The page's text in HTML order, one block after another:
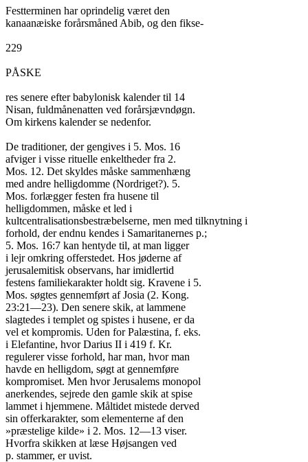
Festterminen har oprindelig været den
kanaanæiske forårsmåned Abib, og den fikse-
229
PÅSKE
res senere efter babylonisk kalender til 14
Nisan, fuldmånenatten ved forårsjævndøgn.
Om kirkens kalender se nedenfor.
De traditioner, der gengives i 5. Mos. 16
afviger i visse rituelle enkeltheder fra 2.
Mos. 12. Det skyldes måske sammenhæng
med andre helligdomme (Nordriget?). 5.
Mos. forlægger festen fra husene til
helligdommen, måske et led i
kultcentralisationsbestræbelserne, men med tilknytning i
forhold, der endnu kendes i Samaritanernes p.;
5. Mos. 16:7 kan hentyde til, at man ligger
i lejr omkring offerstedet. Hos jøderne af
jerusalemitisk observans, har imidlertid
festens familiekarakter holdt sig. Kravene i 5.
Mos. søgtes gennemført af Josia (2. Kong.
23:21—23). Den senere skik, at lammene
slagtedes i templet og spistes i husene, er da
vel et kompromis. Uden for Palæstina, f. eks.
i Elefantine, hvor Darius II i 419 f. Kr.
regulerer visse forhold, har man, hvor man
havde en helligdom, søgt at gennemføre
kompromiset. Men hvor Jerusalems monopol
anerkendes, sejrede den gamle skik at spise
lammet i hjemmene. Måltidet mistede derved
sin offerkarakter, som elementerne af den
»præstelige kilde» i 2. Mos. 12—13 viser.
Hvorfra skikken at læse Højsangen ved
p. stammer, er uvist.